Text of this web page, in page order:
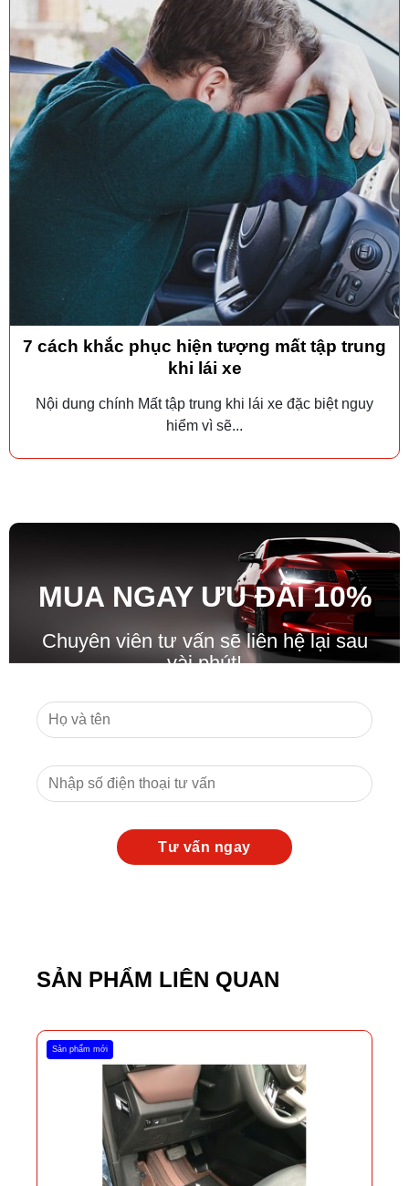
7 cách khắc phục hiện tượng mất tập trung
khi lái xe
Nội dung chính Mất tập trung khi lái xe đặc biệt nguy
hiểm vì sẽ...
MUA NGAY ƯU ĐÃI10%
Chuyên viên tư vấn sẽ liên hệ lại sau
vài phút!
SẢN PHẨM LIÊN QUAN
Sản phẩm mới